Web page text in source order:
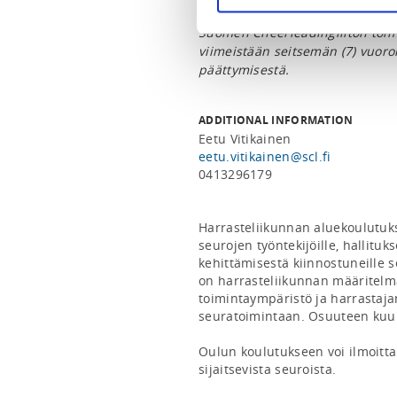
tulee kattaa koulutuksen
Suomen Cheerleadingliiton
viimeistään seitsemän (7)
päättymisestä.
ADDITIONAL INFORMATION
Eetu Vitikainen
eetu.vitikainen@scl.fi
0413296179
Harrasteliikunnan
seurojen työntekijöille,
kehittämisestä kiinnostuneille
on harrasteliikunnan
toimintaympäristö ja
seuratoimintaan. Osuuteen
Oulun koulutukseen voi
sijaitsevista seuroista.